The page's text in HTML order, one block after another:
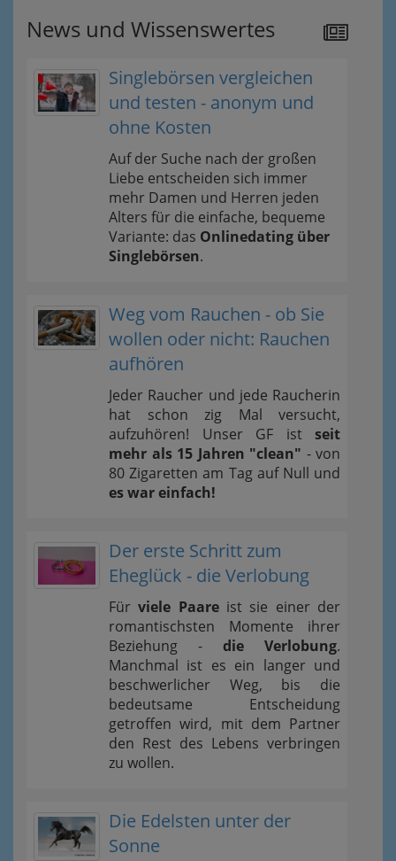
News und Wissenswertes
Singlebörsen vergleichen
und testen - anonym und
ohne Kosten
Auf der Suche nach der großen
Liebe entscheiden sich immer
mehr Damen und Herren jeden
Alters für die einfache, bequeme
Variante: das Onlinedating über
Singlebörsen.
Weg vom Rauchen - ob Sie
wollen oder nicht: Rauchen
aufhören
Jeder Raucher und jede Raucherin
hat schon zig Mal versucht,
aufzuhören! Unser GF ist seit
mehr als 15 Jahren "clean" - von
80 Zigaretten am Tag auf Null und
es war einfach!
Der erste Schritt zum
Eheglück - die Verlobung
Fürviele Paareist sie einer der
romantischsten Momente ihrer
Beziehung - die Verlobung.
Manchmal ist es ein langer und
beschwerlicher Weg, bis die
bedeutsame Entscheidung
getroffen wird, mit dem Partner
den Rest des Lebens verbringen
zu wollen.
Die Edelsten unter der
Sonne